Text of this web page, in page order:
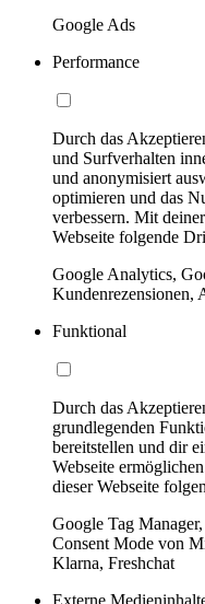
Google Ads
Performance
Durch das
und Surfverhalten
und anonymisiert
optimieren und das
verbessern. Mit
Webseite folgende
Google Analytics,
Kundenrezensionen,
Funktional
Durch das
grundlegenden
bereitstellen und dir
Webseite
dieser Webseite
Google Tag
Consent Mode von
Klarna, Freshchat
Externe